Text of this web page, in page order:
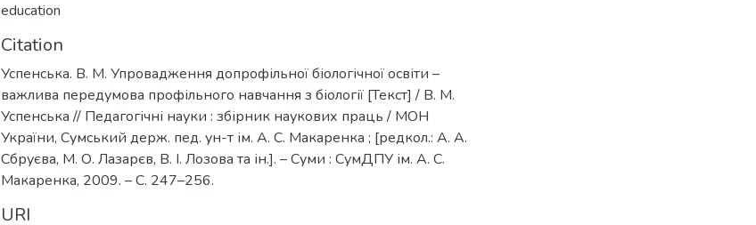
education
Citation
Успенська. В. М. Упровадження допрофільної біологічної освіти –
важлива передумова профільного навчання з біології [Текст] / В. М.
Успенська // Педагогічні науки : збірник наукових праць / МОН
України, Сумський держ. пед. ун-т ім. А. С. Макаренка ; [редкол.: А. А.
Сбруєва, М. О. Лазарєв, В. І. Лозова та ін.]. – Суми : СумДПУ ім. А. С.
Макаренка, 2009. – С. 247–256.
URI